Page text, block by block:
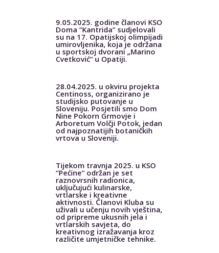
9.05.2025. godine članovi KSO
Doma “Kantrida” sudjelovali
su na 17. Opatijskoj olimpijadi
umirovljenika, koja je održana
u sportskoj dvorani „Marino
Cvetković“ u Opatiji.
28.04.2025. u okviru projekta
Centinoss, organizirano je
studijsko putovanje u
Sloveniju. Posjetili smo Dom
Nine Pokorn Grmovje i
Arboretum Volčji Potok, jedan
od najpoznatijih botaničkih
vrtova u Sloveniji.
Tijekom travnja 2025. u KSO
“Pećine” održan je set
raznovrsnih radionica,
uključujući kulinarske,
vrtlarske i kreativne
aktivnosti. Članovi Kluba su
uživali u učenju novih vještina,
od pripreme ukusnih jela i
vrtlarskih savjeta, do
kreativnog izražavanja kroz
različite umjetničke tehnike.